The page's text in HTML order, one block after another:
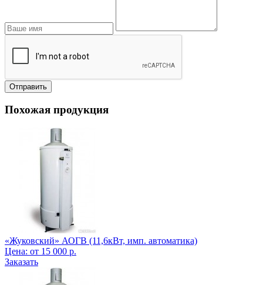
Отправить
Похожая продукция
«Жуковский» АОГВ (11,6кВт, имп. автоматика)
Цена: от 15 000 р.
Заказать